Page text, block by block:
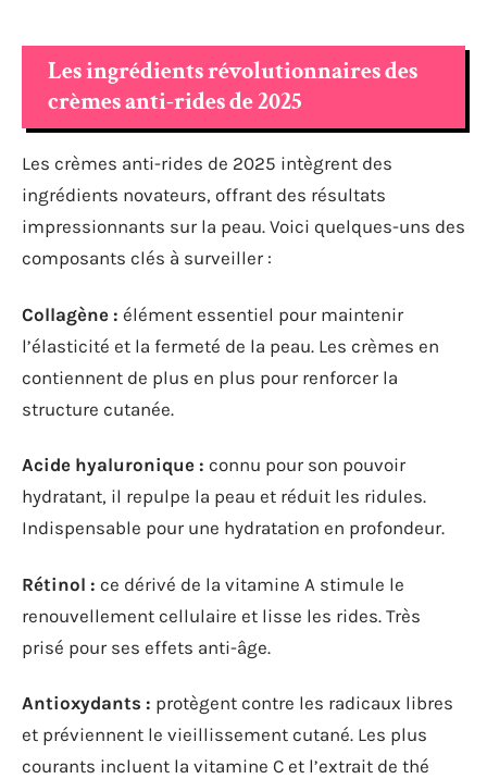
Les ingrédients révolutionnaires des
crèmes anti-rides de 2025
Les crèmes anti-rides de 2025 intègrent des
ingrédients novateurs, offrant des résultats
impressionnants sur la peau. Voici quelques-uns des
composants clés à surveiller :
Collagène : élément essentiel pour maintenir
l’élasticité et la fermeté de la peau. Les crèmes en
contiennent de plus en plus pour renforcer la
structure cutanée.
Acide hyaluronique : connu pour son pouvoir
hydratant, il repulpe la peau et réduit les ridules.
Indispensable pour une hydratation en profondeur.
Rétinol : ce dérivé de la vitamine A stimule le
renouvellement cellulaire et lisse les rides. Très
prisé pour ses effets anti-âge.
Antioxydants : protègent contre les radicaux libres
et préviennent le vieillissement cutané. Les plus
courants incluent la vitamine C et l’extrait de thé